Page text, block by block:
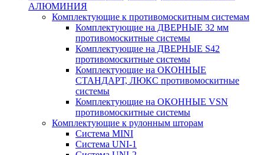
АЛЮМИНИЯ
Комплектующие к противомоскитным системам
Комплектующие на ДВЕРНЫЕ 32 мм
противомоскитные системы
Комплектующие на ДВЕРНЫЕ S42
противомоскитные системы
Комплектующие на ОКОННЫЕ
СТАНДАРТ, ЛЮКС противомоскитные
системы
Комплектующие на ОКОННЫЕ VSN
противомоскитные системы
Комплектующие к рулонным шторам
Система MINI
Система UNI-1